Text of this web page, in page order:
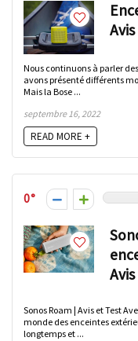
Nous continuons à parler
avons présenté différents
Mais la Bose ...
septembre 16, 2022
READ MORE +
0
Sonos Roam | Avis et Test
monde des enceintes
longtemps et ...